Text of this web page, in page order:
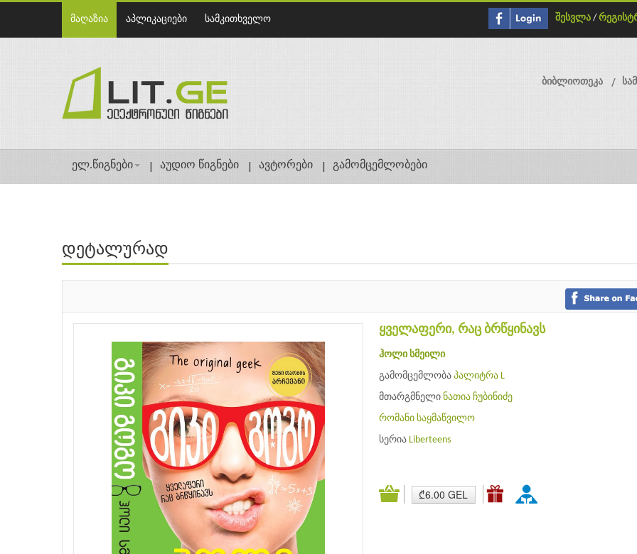
მაღაზია აპლიკაციები სამკითხველო შესვლა /
ბიბლიოთეკა
ელ.წიგნები აუდიო წიგნები ავტორები გამომცემლობები
დეტალურად
ყველაფერი, რაც ბრწყინავს
ჰოლი სმეილი
გამომცემლობა პალიტრა L
მთარგმნელი ნათია ჩუბინიძე
რომანი საყმაწვილო
სერია Liberteens
₾6.00 GEL